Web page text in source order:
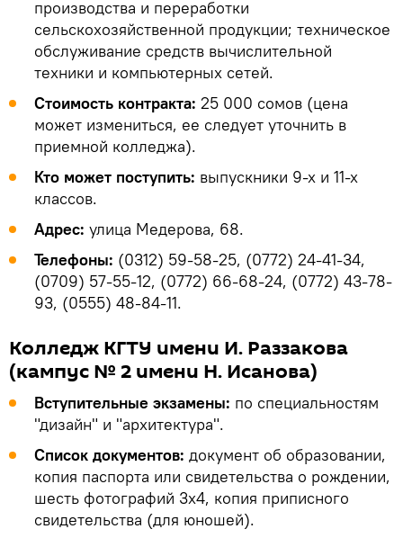
производства и переработки
сельскохозяйственной продукции; техническое
обслуживание средств вычислительной
техники и компьютерных сетей.
Стоимость контракта: 25 000 сомов (цена
может измениться, ее следует уточнить в
приемной колледжа).
Кто может поступить: выпускники 9-х и 11-х
классов.
Адрес: улица Медерова, 68.
Телефоны: (0312) 59-58-25, (0772) 24-41-34,
(0709) 57-55-12, (0772) 66-68-24, (0772) 43-78-
93, (0555) 48-84-11.
Колледж КГТУ имени И. Раззакова
(кампус № 2 имени Н. Исанова)
Вступительные экзамены: по специальностям
"дизайн" и "архитектура".
Список документов: документ об образовании,
копия паспорта или свидетельства о рождении,
шесть фотографий 3х4, копия приписного
свидетельства (для юношей).